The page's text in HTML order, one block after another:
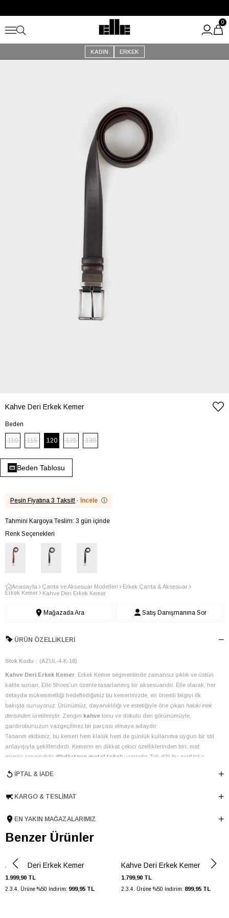
Kargo Ücretsiz!
KADIN ERKEK
0
Kahve Deri Erkek Kemer
Beden
110 115 120 125 130
Beden Tablosu
Peşin Fiyatına 3 Taksit! · İncele ⓘ
Tahmini Kargoya Teslim: 3 gün içinde
Renk Seçenekleri
Anasayfa Çanta ve Aksesuar Modelleri
Erkek Çanta & Aksesuar
Erkek Kemer
Kahve Deri Erkek Kemer
Mağazada Ara Satış Danışmanına Sor
ÜRÜN ÖZELLIKLERI
Stok Kodu (AZUL-4-K-18)
Kahve Deri Erkek Kemer , Erkek Kemer segmentinde zamansız şıklık ve üstün
kalite sunan, Elle Shoes'un özenle tasarlanmış bir aksesuarıdır. Elle olarak, her
detayda mükemmelliği hedeflediğimiz bu kemerimizde, en önemli bilgiyi ilk
bakışta sunuyoruz: Ürünümüz, dayanıklılığı ve estetiğiyle öne çıkan hakiki inek
derisinden üretilmiştir. Zengin kahve tonu ve dokulu deri görünümüyle,
gardırobunuzun vazgeçilmez bir parçası olmaya adaydır.
Tasarım ekibimiz, bu kemeri hem klasik hem de günlük kullanıma uygun bir stil
anlayışıyla şekillendirdi. Kemerin en dikkat çekici özelliklerinden biri, mat
gümüş rengindeki dikdörtgen metal tokalı yapısıdır. Tek dilli bu zarif toka,
uyum sağlar. Türkiye menşei güvencesiyle üretilen bu
Bu özel kemer, farklı kullanım senaryolarında size eşlik etmek üzere tasarlandı:
kombinlerinizle.
dokunuş katmak için.
Elle Shoes olarak, ürünlerimizin uzun ömürlü olması için en kaliteli malzemeleri
ve titiz
el işçiliğinibir araya getiriyoruz. Bu kahve renkli,metal tokalıkemer,
sadece bir aksesuar değil, aynı zamanda stilinizi yansıtan güçlü bir ifadedir.
Deri bakımı ipuçlarımıza uyarak, kemerinizin ilk günkü parlaklığını ve formunu
İPTAL & İADE
KARGO & TESLIMAT
EN YAKIN MAĞAZALARIMIZ
Benzer Ürünler
Kahve Deri Erkek Kemer
1.999,90 TL
2.3.4. Ürüne %50 İndirim: 999,95 TL
Kahve Deri Erkek Kemer
1.799,90 TL
2.3.4. Ürüne %50 İndirim: 899,95 TL